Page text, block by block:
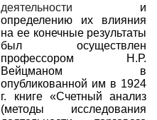
деятельности и
определению их влияния
на ее конечные результаты
был осуществлен
профессором Н.Р.
Вейцманом в
опубликованной им в 1924
г. книге «Счетный анализ
(методы исследования